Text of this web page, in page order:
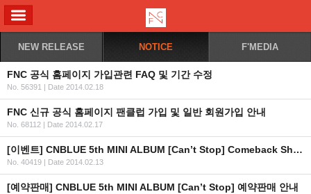
NEW RELEASE NOTICE F'MEDIA
FNC 공식 홈페이지 가입관련 FAQ 및 기간 수정
No. 56391 | Date 2014.02.18
FNC 신규 공식 홈페이지 팬클럽 가입 및 일반 회원가입 안내
No. 68112 | Date 2014.02.17
[이벤트] CNBLUE 5th MINI ALBUM [Can’t Stop] Comeback Show 참여 방법 안내
No. 40419 | Date 2014.02.13
[예약판매] CNBLUE 5th MINI ALBUM [Can’t Stop] 예약판매 안내